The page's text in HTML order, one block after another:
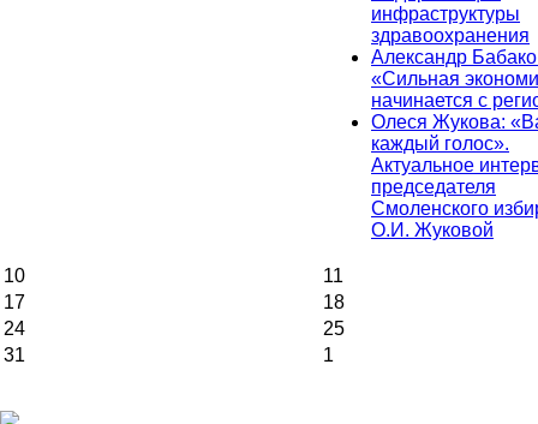
инфраструктуры
здравоохранения
Александр
«Сильная
начинается с
Олеся Жукова:
каждый голос».
Актуальное
председателя
Смоленского
О.И. Жуковой
10
11
17
18
24
25
31
1